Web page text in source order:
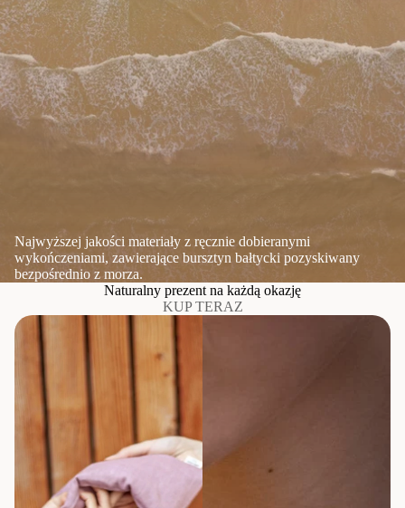
Najwyższej jakości materiały z ręcznie dobieranymi
wykończeniami, zawierające bursztyn bałtycki pozyskiwany
bezpośrednio z morza.
Naturalny prezent na każdą okazję
KUP TERAZ